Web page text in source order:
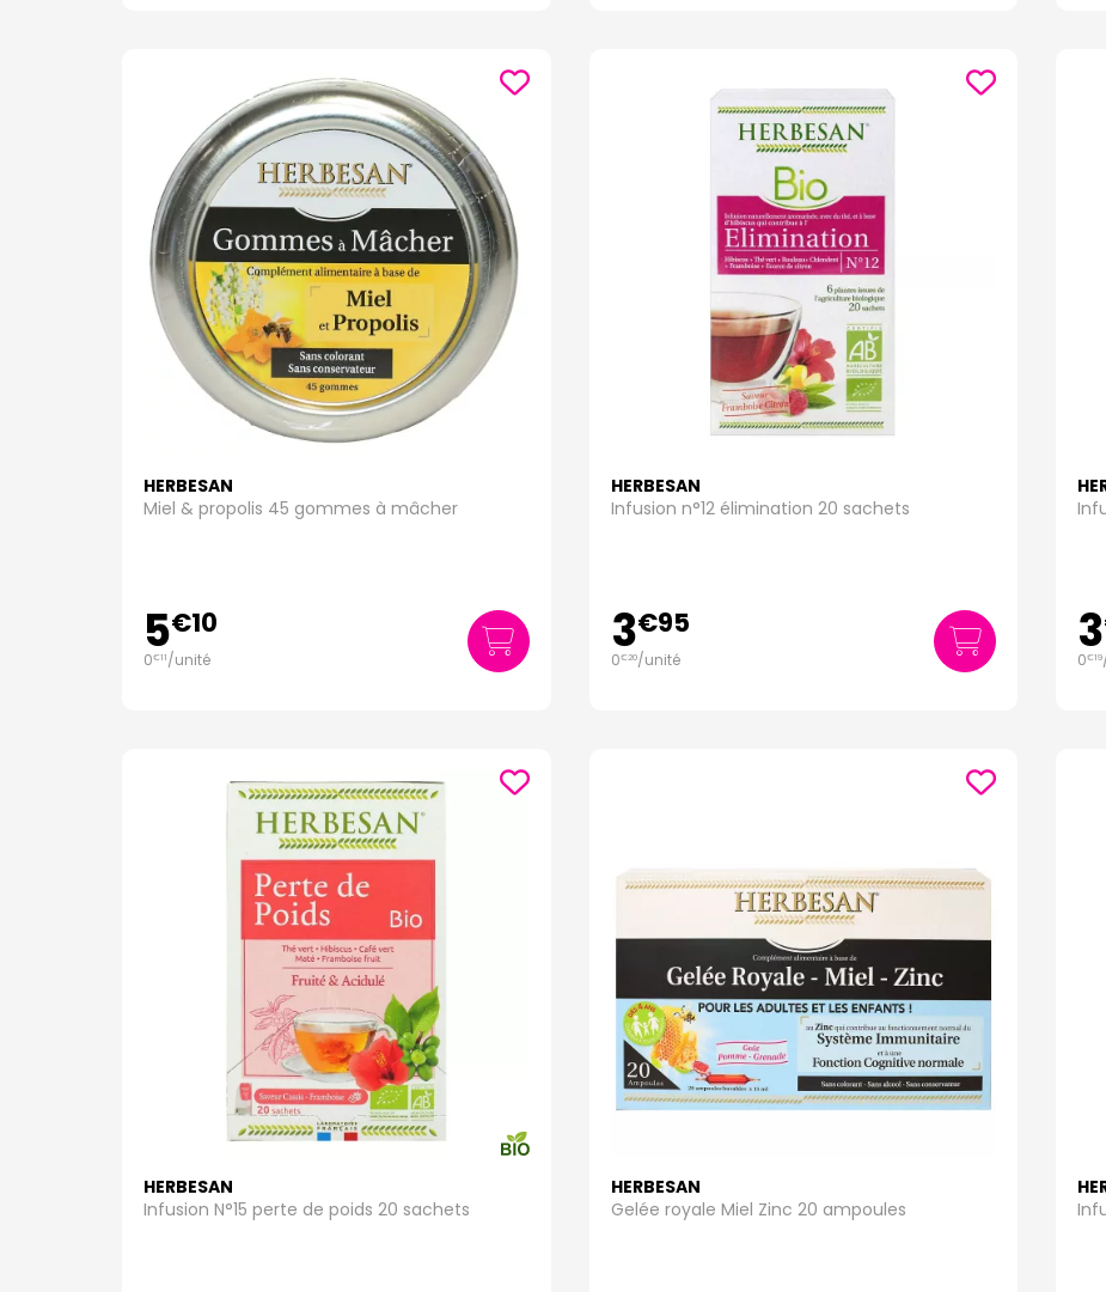
HERBESAN
Miel & propolis 45 gommes à mâcher
5€10
0€11/unité
HERBESAN
Infusion n°12 élimination 20 sachets
3€95
0€20/unité 3
0€19
HERBESAN
Infusion N°15 perte de poids 20 sachets
HERBESAN
Gelée royale Miel Zinc 20 ampoules